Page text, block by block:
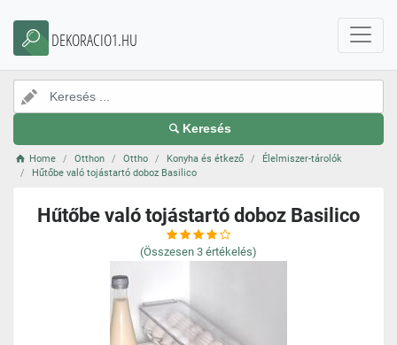
DEKORACIO1.HU
Keresés
Home Otthon Ottho Konyha és étkező
Élelmiszer-tárolók
Hűtőbe való tojástartó doboz Basilico
Hűtőbe való tojástartó doboz Basilico
(Összesen 3 értékelés)